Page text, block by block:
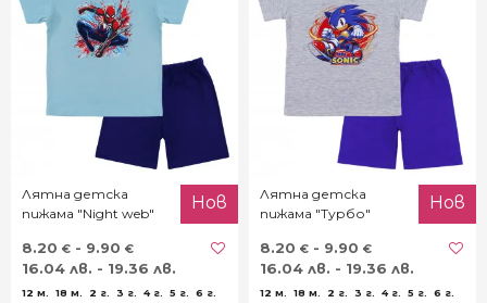
Лятна детска
пижама "Night web"
Нов
8.20 € - 9.90 €
16.04 лв. - 19.36 лв.
12 м. 18 м. 2 г. 3 г. 4 г. 5 г.
6 г.
Лятна детска
пижама "Турбо"
Нов
8.20 € - 9.90 €
16.04 лв. - 19.36 лв.
12 м. 18 м. 2 г. 3 г. 4 г. 5 г.
6 г.